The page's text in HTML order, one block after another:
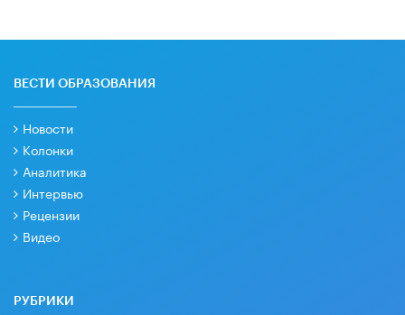
ВЕСТИ ОБРАЗОВАНИЯ
Новости
Колонки
Аналитика
Интервью
Рецензии
Видео
РУБРИКИ